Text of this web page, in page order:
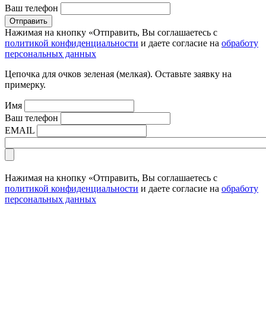
Ваш телефон
Нажимая на кнопку «Отправить, Вы соглашаетесь с
политикой конфиденциальности и даете согласие на обработу
персональных данных
Цепочка для очков зеленая (мелкая). Оставьте заявку на
примерку.
Имя
Ваш телефон
EMAIL
Нажимая на кнопку «Отправить, Вы соглашаетесь с
политикой конфиденциальности и даете согласие на обработу
персональных данных